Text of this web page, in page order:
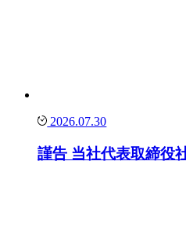
2026.07.30
謹告 当社代表取締役